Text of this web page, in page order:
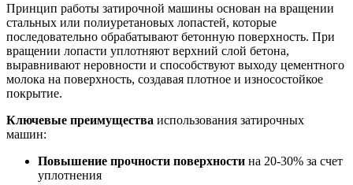
Принцип работы затирочной машины основан на вращении
стальных или полиуретановых лопастей, которые
последовательно обрабатывают бетонную поверхность. При
вращении лопасти уплотняют верхний слой бетона,
выравнивают неровности и способствуют выходу цементного
молока на поверхность, создавая плотное и износостойкое
покрытие.
Ключевые преимущества использования затирочных
машин:
Повышение прочности поверхности на 20-30% за счет
уплотнения